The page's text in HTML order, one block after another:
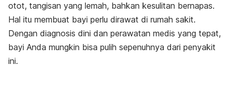
otot, tangisan yang lemah, bahkan kesulitan bernapas.
Hal itu membuat bayi perlu dirawat di rumah sakit.
Dengan diagnosis dini dan perawatan medis yang tepat,
bayi Anda mungkin bisa pulih sepenuhnya dari penyakit
ini.